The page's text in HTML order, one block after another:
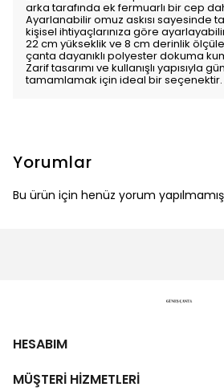
arka tarafında ek fermuarlı bir cep
Ayarlanabilir omuz askısı sayesinde
kişisel ihtiyaçlarınıza göre
22 cm yükseklik ve 8 cm derinlik
çanta dayanıklı polyester dokuma
Zarif tasarımı ve kullanışlı yapısıyla
tamamlamak için ideal bir seçenektir.
Yorumlar
Bu ürün için henüz yorum
HESABIM
MÜŞTERİ HİZMETLERİ